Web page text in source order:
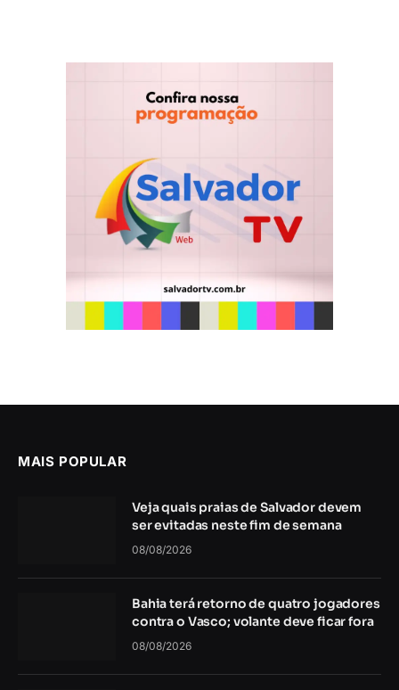
MAIS POPULAR
Veja quais praias de Salvador devem
ser evitadas neste fim de semana
08/08/2026
Bahia terá retorno de quatro jogadores
contra o Vasco; volante deve ficar fora
08/08/2026